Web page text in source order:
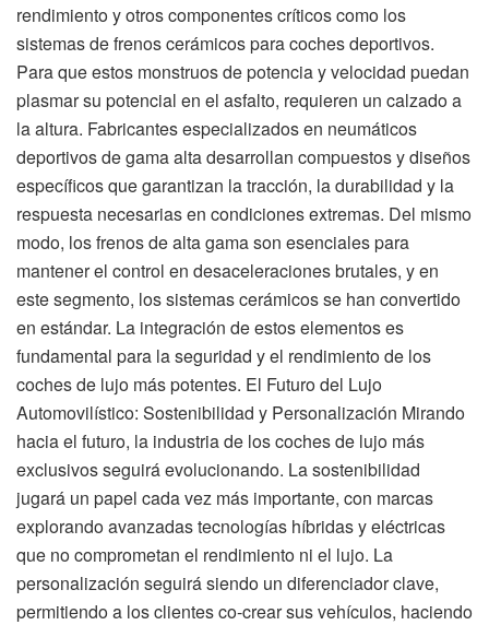
rendimiento y otros componentes críticos como los
sistemas de frenos cerámicos para coches deportivos.
Para que estos monstruos de potencia y velocidad puedan
plasmar su potencial en el asfalto, requieren un calzado a
la altura. Fabricantes especializados en neumáticos
deportivos de gama alta desarrollan compuestos y diseños
específicos que garantizan la tracción, la durabilidad y la
respuesta necesarias en condiciones extremas. Del mismo
modo, los frenos de alta gama son esenciales para
mantener el control en desaceleraciones brutales, y en
este segmento, los sistemas cerámicos se han convertido
en estándar. La integración de estos elementos es
fundamental para la seguridad y el rendimiento de los
coches de lujo más potentes. El Futuro del Lujo
Automovilístico: Sostenibilidad y Personalización Mirando
hacia el futuro, la industria de los coches de lujo más
exclusivos seguirá evolucionando. La sostenibilidad
jugará un papel cada vez más importante, con marcas
explorando avanzadas tecnologías híbridas y eléctricas
que no comprometan el rendimiento ni el lujo. La
personalización seguirá siendo un diferenciador clave,
permitiendo a los clientes co-crear sus vehículos, haciendo